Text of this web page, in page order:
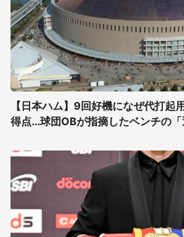
【日本ハム】9回好機になぜ代打起
得点...球団OBが指摘したベンチの「